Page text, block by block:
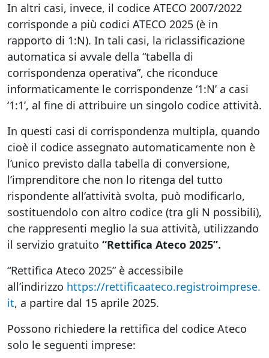
In altri casi, invece, il codice ATECO 2007/2022
corrisponde a più codici ATECO 2025 (è in
rapporto di 1:N). In tali casi, la riclassificazione
automatica si avvale della “tabella di
corrispondenza operativa”, che riconduce
informaticamente le corrispondenze ‘1:N’ a casi
‘1:1’, al fine di attribuire un singolo codice attività.
In questi casi di corrispondenza multipla, quando
cioè il codice assegnato automaticamente non è
l’unico previsto dalla tabella di conversione,
l’imprenditore che non lo ritenga del tutto
rispondente all’attività svolta, può modificarlo,
sostituendolo con altro codice (tra gli N possibili),
che rappresenti meglio la sua attività, utilizzando
il servizio gratuito “Rettifica Ateco 2025”.
“Rettifica Ateco 2025” è accessibile
all’indirizzo https://rettificaateco.registroimprese.
it, a partire dal 15 aprile 2025.
Possono richiedere la rettifica del codice Ateco
solo le seguenti imprese: